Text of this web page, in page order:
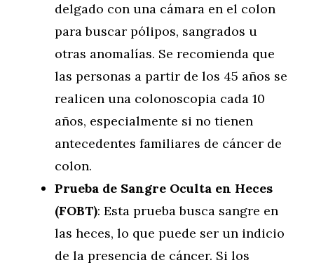
delgado con una cámara en el colon
para buscar pólipos, sangrados u
otras anomalías. Se recomienda que
las personas a partir de los 45 años se
realicen una colonoscopia cada 10
años, especialmente si no tienen
antecedentes familiares de cáncer de
colon.
Prueba de Sangre Oculta en Heces
(FOBT): Esta prueba busca sangre en
las heces, lo que puede ser un indicio
de la presencia de cáncer. Si los